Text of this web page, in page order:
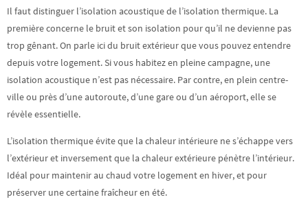
Il faut distinguer l’isolation acoustique de l’isolation thermique. La
première concerne le bruit et son isolation pour qu’il ne devienne pas
trop gênant. On parle ici du bruit extérieur que vous pouvez entendre
depuis votre logement. Si vous habitez en pleine campagne, une
isolation acoustique n’est pas nécessaire. Par contre, en plein centre-
ville ou près d’une autoroute, d’une gare ou d’un aéroport,elle se
révèle essentielle.
L’isolation thermique évite que la chaleur intérieure ne s’échappe vers
l’extérieur et inversement que la chaleur extérieure pénètre l’intérieur.
Idéal pour maintenir au chaud votre logement en hiver, et pour
préserver une certaine fraîcheur en été.